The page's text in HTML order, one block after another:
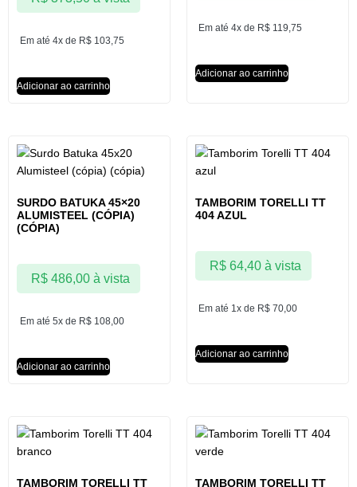
Em até 4x de R$ 103,75
Adicionar ao carrinho
Em até 4x de R$ 119,75
Adicionar ao carrinho
SURDO BATUKA 45×20
ALUMISTEEL (CÓPIA)
(CÓPIA)
Em até 5x de R$ 108,00
R$486,00 à vista
Adicionar ao carrinho
TAMBORIM TORELLI TT
404 AZUL
Em até 1x de R$ 70,00
R$64,40 à vista
Adicionar ao carrinho
TAMBORIM TORELLI TT TAMBORIM TORELLI TT